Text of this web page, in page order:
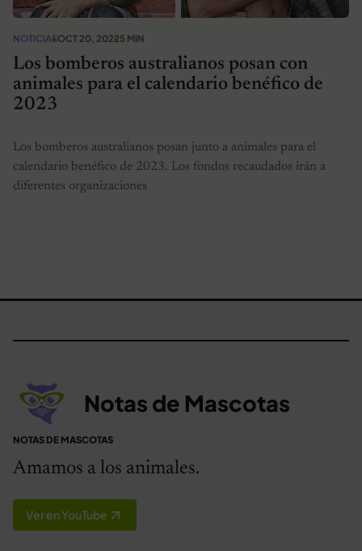
NOTICIASOCT 20, 20225 MIN
Los bomberos australianos posan con
animales para el calendario benéfico de
2023
Los bomberos australianos posan junto a animales para el
calendario benéfico de 2023. Los fondos recaudados irán a
diferentes organizaciones
Notas de Mascotas
NOTAS DE MASCOTAS
Amamos a los animales.
Ver en YouTube